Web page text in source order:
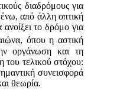
διαδρόμους για
από άλλη οπτική
το δρόμο για
όπου η αστική
οργάνωση και τη
του τελικού στόχου:
συνεισφορά
θεωρία.